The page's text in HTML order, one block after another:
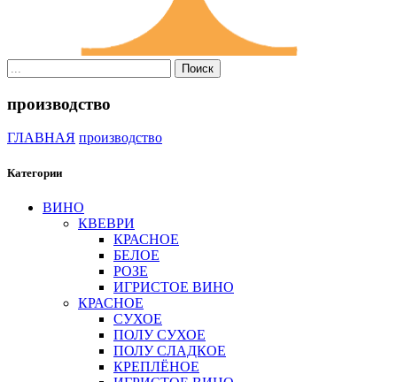
Поиск
производство
ГЛАВНАЯ производство
Категории
ВИНО
КВЕВРИ
КРАСНОЕ
БЕЛОЕ
РОЗЕ
ИГРИСТОЕ ВИНО
КРАСНОЕ
СУХОЕ
ПОЛУ СУХОЕ
ПОЛУ СЛАДКОЕ
КРЕПЛЁНОЕ